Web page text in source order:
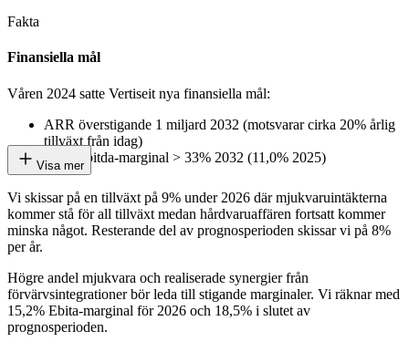
Fakta
Finansiella mål
Våren 2024 satte Vertiseit nya finansiella mål:
ARR överstigande 1 miljard 2032 (motsvarar cirka 20% årlig
tillväxt från idag)
Cash Ebitda-marginal > 33% 2032 (11,0% 2025)
Visa mer
Vi skissar på en tillväxt på 9% under 2026 där mjukvaruintäkterna
kommer stå för all tillväxt medan hårdvaruaffären fortsatt kommer
minska något. Resterande del av prognosperioden skissar vi på 8%
per år.
Högre andel mjukvara och realiserade synergier från
förvärvsintegrationer bör leda till stigande marginaler. Vi räknar med
15,2% Ebita-marginal för 2026 och 18,5% i slutet av
prognosperioden.